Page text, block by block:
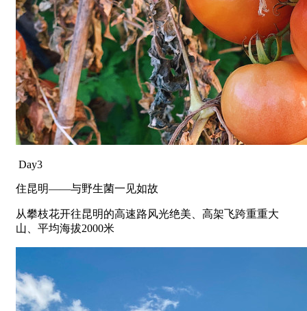
Day3
住昆明——与野生菌一见如故
从攀枝花开往昆明的高速路风光绝美、高架飞跨重重大
山、平均海拔2000米